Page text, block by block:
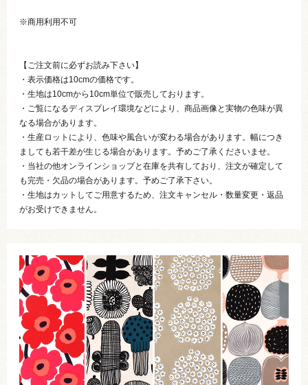
※商用利用不可
【ご注文前に必ずお読み下さい】
・表示価格は10cmの価格です。
・生地は10cmから10cm単位で販売しております。
・ご覧になるディスプレイ環境などにより、商品画像と実物の色味が異
なる場合があります。
・生産ロットにより、色味や風合いが変わる場合があります。幅につき
ましても若干差が生じる場合があります。予めご了承くださいませ。
・当社の他オンラインショップと在庫を共有しており、注文が確定して
も完売・欠品の場合があります。予めご了承下さい。
・生地はカットしてご用意するため、注文キャンセル・数量変更・返品
がお受けできません。